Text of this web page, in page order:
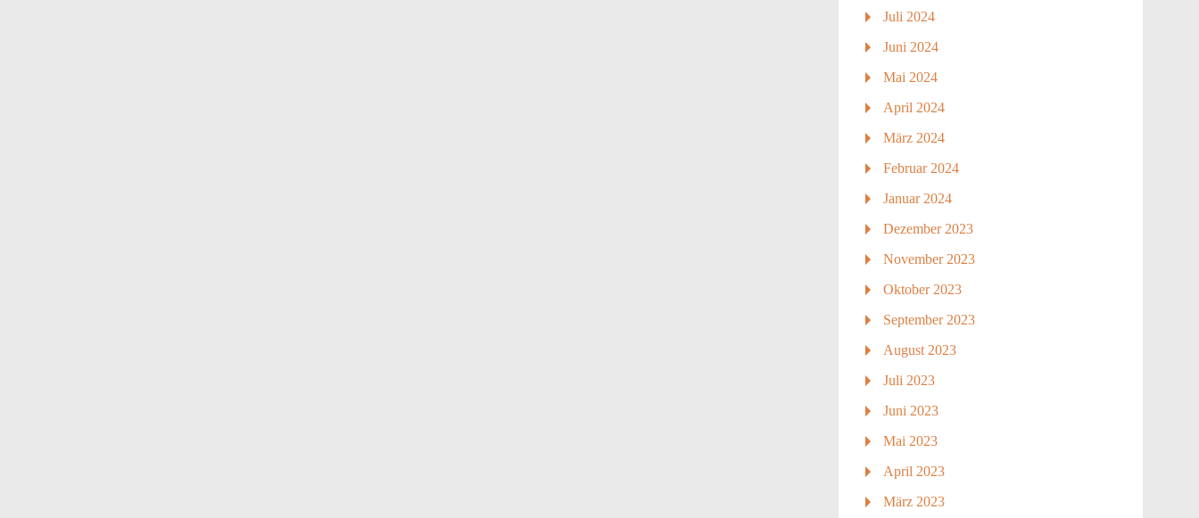
Juli 2024
Juni 2024
Mai 2024
April 2024
März 2024
Februar 2024
Januar 2024
Dezember 2023
November 2023
Oktober 2023
September 2023
August 2023
Juli 2023
Juni 2023
Mai 2023
April 2023
März 2023